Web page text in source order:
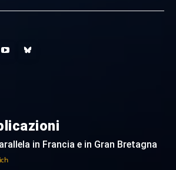
in Francia e in Gran Bretagna